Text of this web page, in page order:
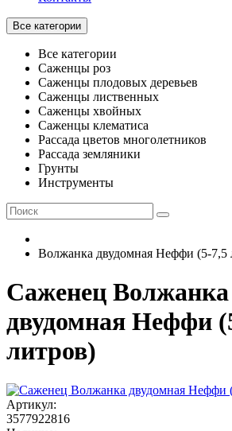
Все категории
Все категории
Саженцы роз
Саженцы плодовых деревьев
Саженцы лиственных
Саженцы хвойных
Саженцы клематиса
Рассада цветов многолетников
Рассада земляники
Грунты
Инструменты
Волжанка двудомная Неффи (5-7,5
Саженец Волжанка
двудомная Неффи
литров)
Артикул:
3577922816